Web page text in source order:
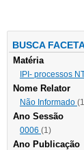
BUSCA
Matéria
IPI- processos
Nome Relator
Não Informado
Ano Sessão
0006 (1)
Ano Publicação